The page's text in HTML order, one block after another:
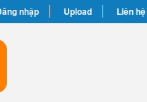
nhập Upload Liên hệ